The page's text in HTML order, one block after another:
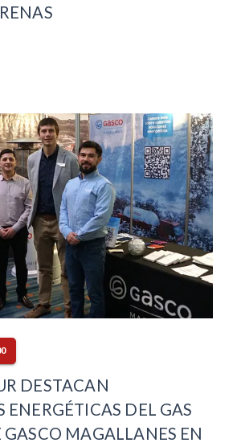
DESTACAN
ENERGÉTICAS DEL GAS
MAGALLANES EN